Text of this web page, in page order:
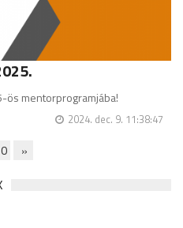
ös mentorprogramjába!
2024. dec. 9. 11:38:47
»